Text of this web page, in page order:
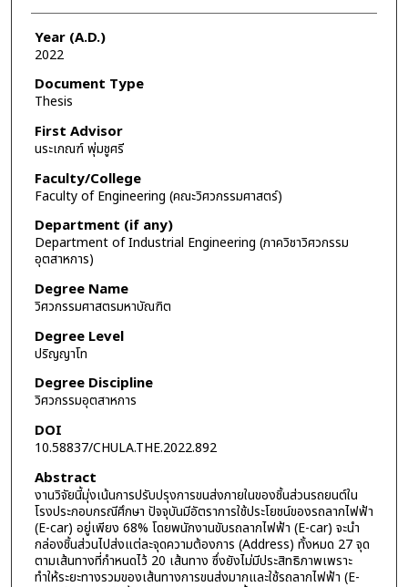
Year (A.D.)
2022
Document Type
Thesis
First Advisor
นระเกณฑ์ พุ่มชูศรี
Faculty/College
Faculty of Engineering (คณะวิศวกรรมศาสตร์)
Department (if any)
Department of Industrial Engineering (ภาควิชาวิศวกรรม
อุตสาหการ)
Degree Name
วิศวกรรมศาสตรมหาบัณฑิต
Degree Level
ปริญญาโท
Degree Discipline
วิศวกรรมอุตสาหการ
DOI
10.58837/CHULA.THE.2022.892
Abstract
งานวิจัยนี้มุ่งเน้นการปรับปรุงการขนส่งภายในของชิ้นส่วนรถยนต์ใน
โรงประกอบกรณีศึกษา ปัจจุบันมีอัตราการใช้ประโยชน์ของรถลากไฟฟ้า
(E-car) อยู่เพียง 68% โดยพนักงานขับรถลากไฟฟ้า (E-car) จะนำ
กล่องชิ้นส่วนไปส่งแต่ละจุดความต้องการ (Address) ทั้งหมด 27 จุด
ตามเส้นทางที่กำหนดไว้ 20 เส้นทาง ซึ่งยังไม่มีประสิทธิภาพเพราะ
ทำให้ระยะทางรวมของเส้นทางการขนส่งมากและใช้รถลากไฟฟ้า (E-